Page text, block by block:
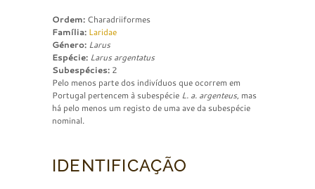
Ordem: Charadriiformes
Família: Laridae
Género: Larus
Espécie: Larus argentatus
Subespécies: 2
Pelo menos parte dos indivíduos que ocorrem em
Portugal pertencem à subespécie L. a. argenteus, mas
há pelo menos um registo de uma ave da subespécie
nominal.
IDENTIFICAÇÃO